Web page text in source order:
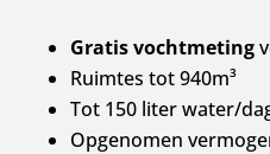
Gratis vochtmeting
Ruimtes tot 940m³
Tot 150 liter water/
Opgenomen